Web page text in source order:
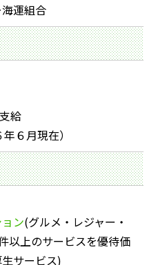
運組合
給
６月現在）
ン(グルメ・レジャー・
以上のサービスを優待価
サービス)